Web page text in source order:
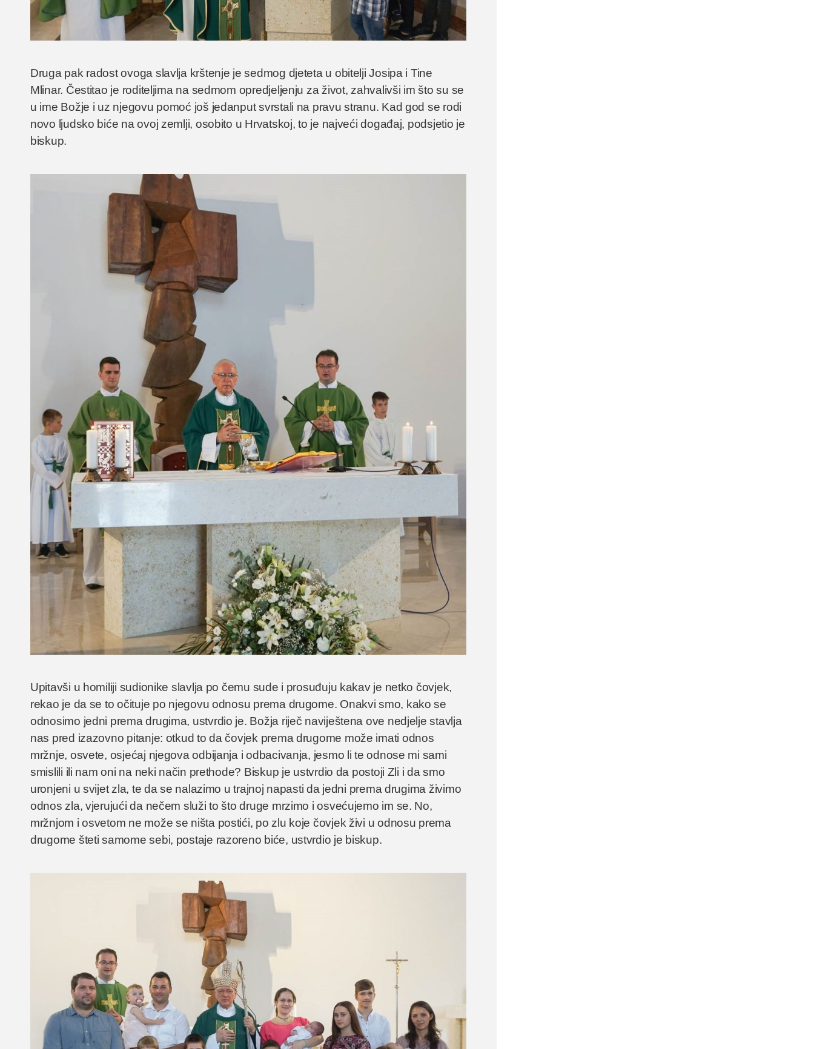
Druga pak radost ovoga slavlja krštenje je sedmog djeteta u obitelji Josipa i Tine
Mlinar. Čestitao je roditeljima na sedmom opredjeljenju za život, zahvalivši im što su se
u ime Božje i uz njegovu pomoć još jedanput svrstali na pravu stranu. Kad god se rodi
novo ljudsko biće na ovoj zemlji, osobito u Hrvatskoj, to je najveći događaj, podsjetio je
biskup.
Upitavši u homiliji sudionike slavlja po čemu sude i prosuđuju kakav je netko čovjek,
rekao je da se to očituje po njegovu odnosu prema drugome. Onakvi smo, kako se
odnosimo jedni prema drugima, ustvrdio je. Božja riječ naviještena ove nedjelje stavlja
nas pred izazovno pitanje: otkud to da čovjek prema drugome može imati odnos
mržnje, osvete, osjećaj njegova odbijanja i odbacivanja, jesmo li te odnose mi sami
smislili ili nam oni na neki način prethode? Biskup je ustvrdio da postoji Zli i da smo
uronjeni u svijet zla, te da se nalazimo u trajnoj napasti da jedni prema drugima živimo
odnos zla, vjerujući da nečem služi to što druge mrzimo i osvećujemo im se. No,
mržnjom i osvetom ne može se ništa postići, po zlu koje čovjek živi u odnosu prema
drugome šteti samome sebi, postaje razoreno biće, ustvrdio je biskup.